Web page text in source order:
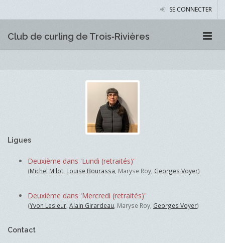
SE CONNECTER
Club de curling de Trois‑Rivières
Ligues
Deuxième dans 'Lundi (retraités)'
(Michel Milot Louise Bourassa , Maryse Roy, Georges Voyer)
Deuxième dans 'Mercredi (retraités)'
(Yvon Lesieur, Alain Girardeau, Maryse Roy, Georges Voyer)
Contact